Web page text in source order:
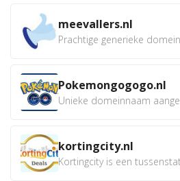
meevallers.nl
Pokemongogogo.nl
kortingcity.nl